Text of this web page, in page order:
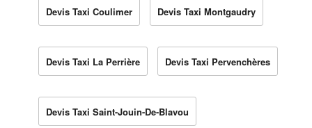
Devis Taxi Coulimer Devis Taxi Montgaudry
Devis Taxi La Perrière Devis Taxi Pervenchères
Devis Taxi Saint-Jouin-De-Blavou